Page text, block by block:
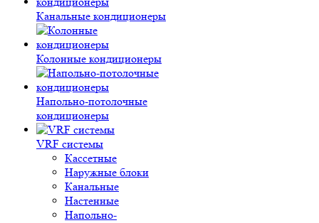
Канальные кондиционеры
Колонные кондиционеры
Напольно-потолочные
кондиционеры
VRF системы
Кассетные
Наружные блоки
Канальные
Настенные
Напольно-